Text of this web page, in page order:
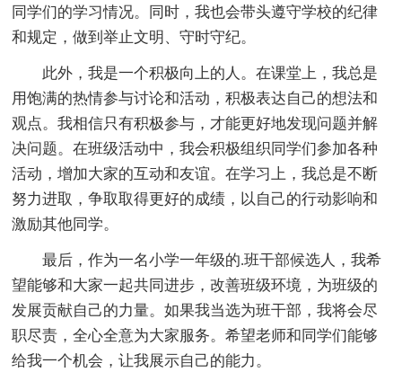
同学们的学习情况。同时，我也会带头遵守学校的纪律
和规定，做到举止文明、守时守纪。
此外，我是一个积极向上的人。在课堂上，我总是
用饱满的热情参与讨论和活动，积极表达自己的想法和
观点。我相信只有积极参与，才能更好地发现问题并解
决问题。在班级活动中，我会积极组织同学们参加各种
活动，增加大家的互动和友谊。在学习上，我总是不断
努力进取，争取取得更好的成绩，以自己的行动影响和
激励其他同学。
最后，作为一名小学一年级的.班干部候选人，我希
望能够和大家一起共同进步，改善班级环境，为班级的
发展贡献自己的力量。如果我当选为班干部，我将会尽
职尽责，全心全意为大家服务。希望老师和同学们能够
给我一个机会，让我展示自己的能力。